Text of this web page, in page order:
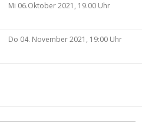
Mi 06.Oktober 2021, 19.00 Uhr
Do 04. November 2021, 19:00 Uhr